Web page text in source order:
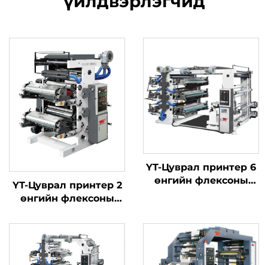
YT-Цуврал принтер 2
өнгийн флексоны
YT-Цуврал принтер 6
өнгийн флексоны